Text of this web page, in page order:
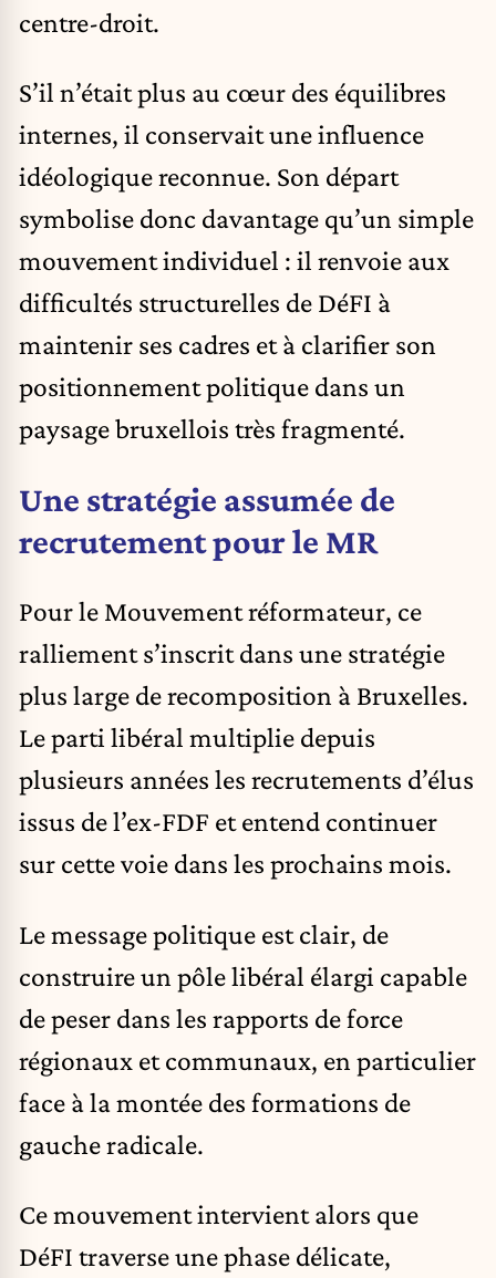
centre-droit.
S’il n’était plus au cœur des équilibres
internes, il conservait une influence
idéologique reconnue. Son départ
symbolise donc davantage qu’un simple
mouvement individuel : il renvoie aux
difficultés structurelles de DéFI à
maintenir ses cadres et à clarifier son
positionnement politique dans un
paysage bruxellois très fragmenté.
Une stratégie assumée de
recrutement pour le MR
Pour le Mouvement réformateur, ce
ralliement s’inscrit dans une stratégie
plus large de recomposition à Bruxelles.
Le parti libéral multiplie depuis
plusieurs années les recrutements d’élus
issus de l’ex-FDF et entend continuer
sur cette voie dans les prochains mois.
Le message politique est clair, de
construire un pôle libéral élargi capable
de peser dans les rapports de force
régionaux et communaux, en particulier
face à la montée des formations de
gauche radicale.
Ce mouvement intervient alors que
DéFI traverse une phase délicate,